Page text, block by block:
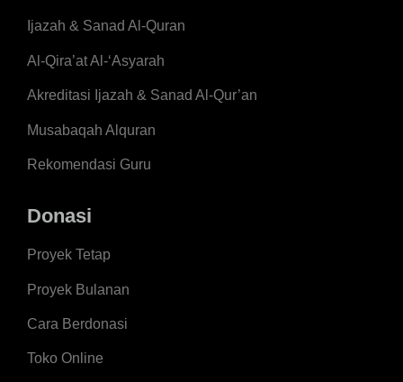
Ijazah & Sanad Al-Quran
Al-Qira’at Al-‘Asyarah
Akreditasi Ijazah & Sanad Al-Qur’an
Musabaqah Alquran
Rekomendasi Guru
Donasi
Proyek Tetap
Proyek Bulanan
Cara Berdonasi
Toko Online